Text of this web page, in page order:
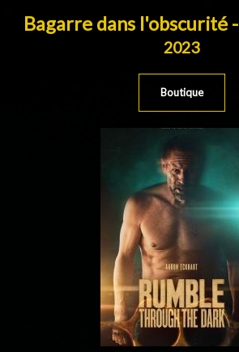
Bagarre dans l'obscurité -
2023
Boutique